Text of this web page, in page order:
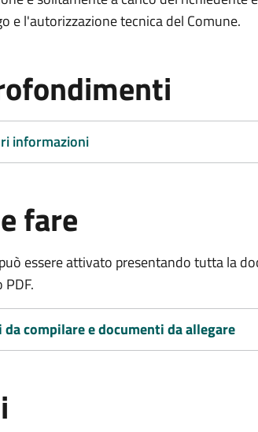
e l'autorizzazione tecnica del Comune.
informazioni
fare
essere attivato presentando tutta la
compilare e documenti da allegare